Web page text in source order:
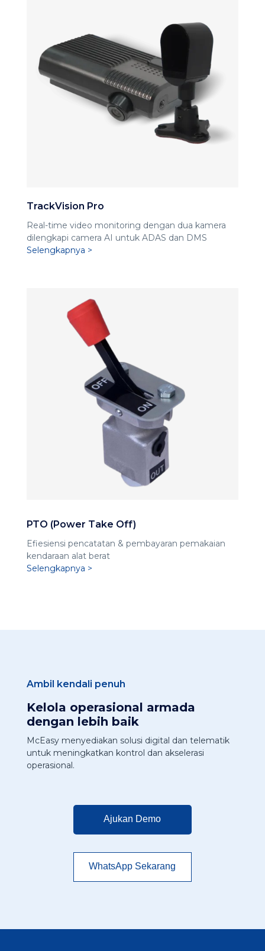
TrackVision Pro
Real-time video monitoring dengan dua kamera
dilengkapi camera AI untuk ADAS dan DMS
Selengkapnya >
PTO (Power Take Off)
Efiesiensi pencatatan & pembayaran pemakaian
kendaraan alat berat​
Selengkapnya >
Ambil kendali penuh
Kelola operasional armada
dengan lebih baik
McEasy menyediakan solusi digital dan telematik
untuk meningkatkan kontrol dan akselerasi
operasional.
Ajukan Demo
WhatsApp Sekarang